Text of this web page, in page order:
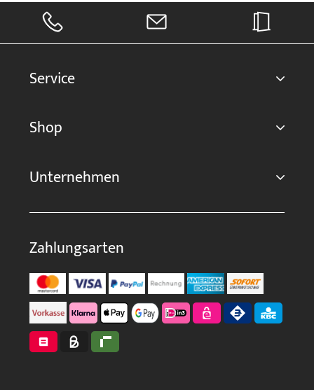
Service
Shop
Unternehmen
Zahlungsarten